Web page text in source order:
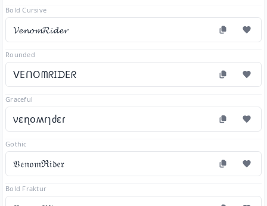
Bold Cursive
𝓥𝓮𝓷𝓸𝓶𝓡𝓲𝓭𝓮𝓻
Rounded
ᐯEᑎOᗰᖇIᗪEᖇ
Graceful
νεղօʍɾɿძεɾ
Gothic
𝔙𝔢𝔫𝔬𝔪ℜ𝔦𝔡𝔢𝔯
Bold Fraktur